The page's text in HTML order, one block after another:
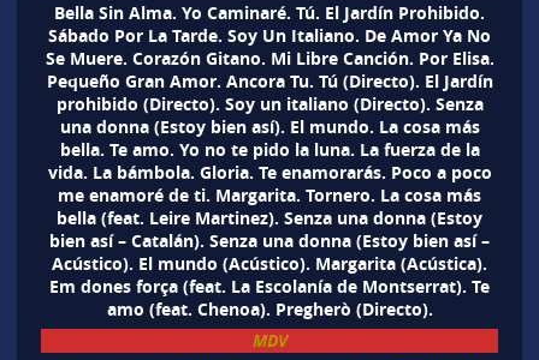
Bella Sin Alma. Yo Caminaré. Tú. El Jardín Prohibido.
Sábado Por La Tarde. Soy Un Italiano. De Amor Ya No
Se Muere. Corazón Gitano. Mi Libre Canción. Por Elisa.
Pequeño Gran Amor. Ancora Tu. Tú (Directo). El Jardín
prohibido (Directo). Soy un italiano (Directo). Senza
una donna (Estoy bien así). El mundo. La cosa más
bella. Te amo. Yo no te pido la luna. La fuerza de la
vida. La bámbola. Gloria. Te enamorarás. Poco a poco
me enamoré de ti. Margarita. Tornero. La cosa más
bella (feat. Leire Martinez). Senza una donna (Estoy
bien así – Catalán). Senza una donna (Estoy bien así –
Acústico). El mundo (Acústico). Margarita (Acústica).
Em dones força (feat. La Escolanía de Montserrat). Te
amo (feat. Chenoa). Pregherò (Directo).
MDV